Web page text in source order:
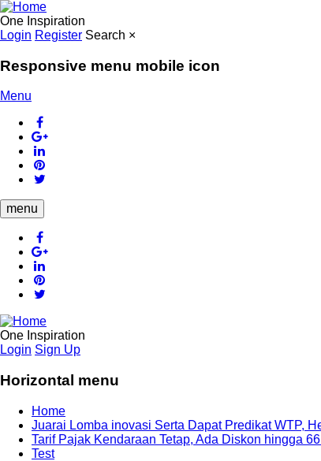
Skip
to
main
One Inspiration
Login Register Search ×
Responsive menu mobile icon
Menu
menu
One Inspiration
Login Sign Up
Horizontal menu
Home
Juarai Lomba inovasi Serta Dapat Predikat WTP,
Tarif Pajak Kendaraan Tetap, Ada Diskon hingga
Test